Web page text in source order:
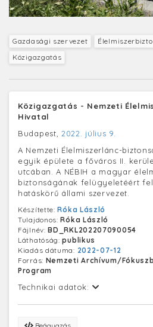
Gazdasági szervezet
Közigazgatás
Közigazgatás - Nemzeti
Hivatal
Budapest, 2022. július 9.
A Nemzeti Élelmiszerlánc-
egyik épülete a főváros II.
utcában. A NÉBIH a magyar
biztonságának felügyeletéért
hatáskörű állami szervezet.
Készítette:Róka László
Tulajdonos:Róka László
Fájlnév:BD_RKL202207090054
Láthatóság:publikus
Kiadás dátuma: 2022-07-12
Forrás: Nemzeti Archívum/
Program
Technikai adatok: